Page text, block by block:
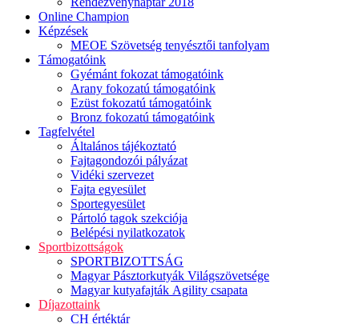
Online Champion
Képzések
MEOE Szövetség tenyésztői tanfolyam
Támogatóink
Gyémánt fokozat támogatóink
Arany fokozatú támogatóink
Ezüst fokozatú támogatóink
Bronz fokozatú támogatóink
Tagfelvétel
Általános tájékoztató
Fajtagondozói pályázat
Vidéki szervezet
Fajta egyesület
Sportegyesület
Pártoló tagok szekciója
Belépési nyilatkozatok
Sportbizottságok
SPORTBIZOTTSÁG
Magyar Pásztorkutyák Világszövetsége
Magyar kutyafajták Agility csapata
Díjazottaink
CH értéktár